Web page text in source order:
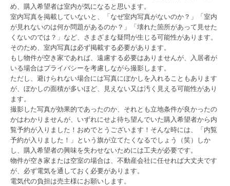
め、購入希望者は室内が気になると思います。
室内写真を掲載していないと、「なぜ室内写真がないのか？」「室内
が見れないのは何か問題があるのか？」「壊れた箇所があって見せた
くないのでは？」など、さまざまな疑問が生じる可能性があります。
そのため、室内写真は必ず掲載する必要があります。
もし物件が空き家であれば、遠慮する必要はありませんが、入居者が
いる場合はプライバシーを考慮しながら撮影します。
ただし、避けられない場合には写真にぼかしを入れることもあります
が、ぼかしの面積が多いほど、見えない又は汚く見える可能性があり
ます。
撮影した写真が効果的であったのか、それとも立地条件が良かったの
かはわかりませんが、いずれにせよ待ち望んでいた購入希望者から内
覧予約が入りました！おめでとうございます！そんな時には、「内覧
予約が入りました！」という旗が立てたくなるでしょう（笑）しか
し、購入希望者の興味を失わせないためには工夫が必要です。
物件が空き家または空室の場合は、不動産会社に任せれば大丈夫です
が、必ず電気を通しておく必要があります。
電気代の負担は売主様にお願いします。